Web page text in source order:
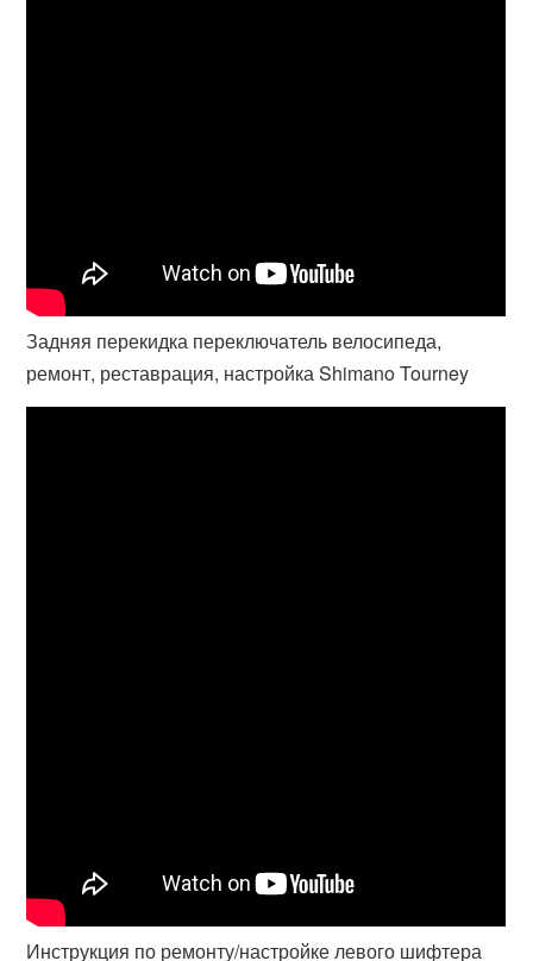
Задняя перекидка переключатель велосипеда,
ремонт, реставрация, настройка Shimano Tourney
Инструкция по ремонту/настройке левого шифтера